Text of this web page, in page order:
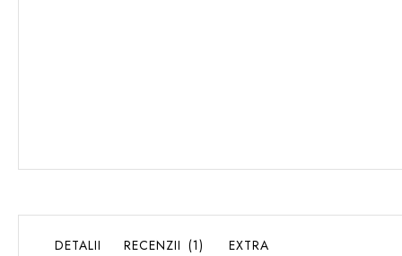
DETALII RECENZII 1 EXTRA